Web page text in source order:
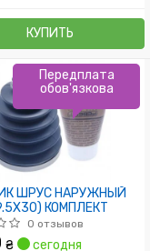
КУПИТЬ
ШРУС НАРУЖНЫЙ
КОМПЛЕКТ
0 отзывов
₴
сегодня
Передплата
обов'язкова